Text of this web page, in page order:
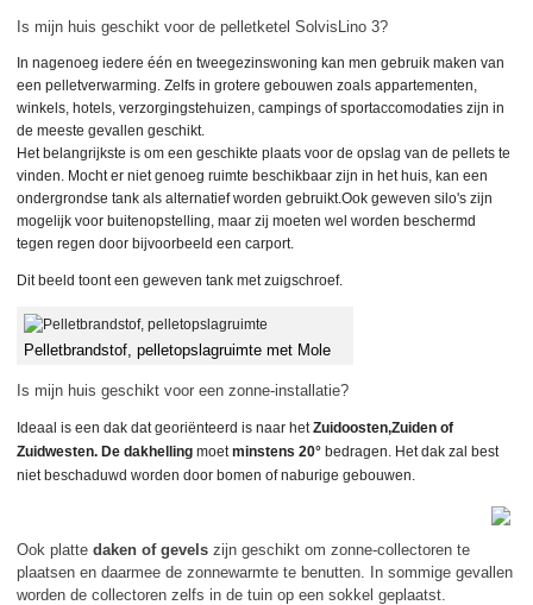
Is mijn huis geschikt voor de pelletketel SolvisLino 3?
In nagenoeg iedere één en tweegezinswoning kan men gebruik maken van
een pelletverwarming. Zelfs in grotere gebouwen zoals appartementen,
winkels, hotels, verzorgingstehuizen, campings of sportaccomodaties zijn in
de meeste gevallen geschikt.
Het belangrijkste is om een geschikte plaats voor de opslag van de pellets te
vinden. Mocht er niet genoeg ruimte beschikbaar zijn in het huis, kan een
ondergrondse tank als alternatief worden gebruikt.Ook geweven silo's zijn
mogelijk voor buitenopstelling, maar zij moeten wel worden beschermd
tegen regen door bijvoorbeeld een carport.
Dit beeld toont een geweven tank met zuigschroef.
Pelletbrandstof, pelletopslagruimte met Mole
Is mijn huis geschikt voor een zonne-installatie?
Ideaal is een dak dat georiënteerd is naar hetZuidoosten,Zuiden of
Zuidwesten. De dakhellingmoetminstens 20°bedragen. Het dak zal best
niet beschaduwd worden door bomen of naburige gebouwen.
Ook plattedaken of gevels zijn geschikt om zonne-collectoren te
plaatsen en daarmee de zonnewarmte te benutten. In sommige gevallen
worden de collectoren zelfs in de tuin op een sokkel geplaatst.